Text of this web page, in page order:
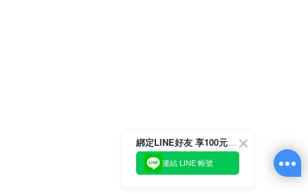
綁定LINE好友 享100元折價券
連結 LINE 帳號